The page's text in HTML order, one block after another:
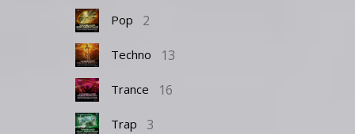
Pop 2
Techno 13
Trance 16
Trap 3